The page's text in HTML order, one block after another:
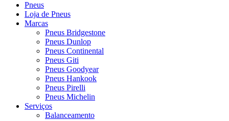
Pneus
Loja de Pneus
Marcas
Pneus Bridgestone
Pneus Dunlop
Pneus Continental
Pneus Giti
Pneus Goodyear
Pneus Hankook
Pneus Pirelli
Pneus Michelin
Serviços
Balanceamento